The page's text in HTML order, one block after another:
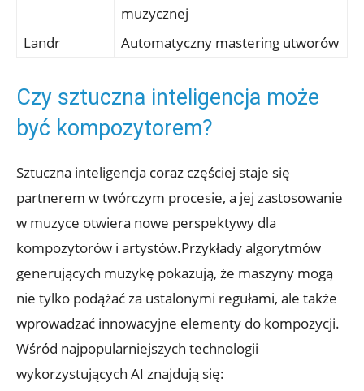
muzycznej
Landr
Automatyczny mastering utworów
Czy sztuczna inteligencja może
być kompozytorem?
Sztuczna inteligencja coraz częściej staje się
partnerem w twórczym procesie, a jej zastosowanie
w muzyce otwiera nowe perspektywy dla
kompozytorów i artystów.Przykłady algorytmów
generujących muzykę pokazują, że maszyny mogą
nie tylko podążać za ustalonymi regułami, ale także
wprowadzać innowacyjne elementy do kompozycji.
Wśród najpopularniejszych technologii
wykorzystujących AI znajdują się: